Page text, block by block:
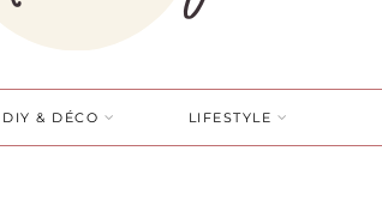
DIY & DÉCO LIFESTYLE